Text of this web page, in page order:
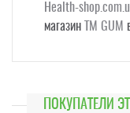
Health-
магазин
ТМ GUM
ПОКУПАТЕЛИ